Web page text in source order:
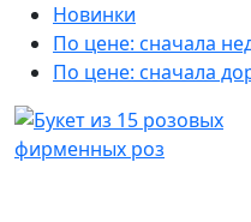
Новинки
По цене: сначала
По цене: сначала